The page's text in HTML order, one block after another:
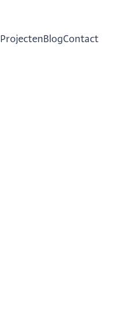
ProjectenBlogContact